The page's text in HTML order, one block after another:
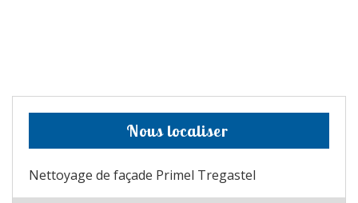
Nous localiser
Nettoyage de façade Primel Tregastel